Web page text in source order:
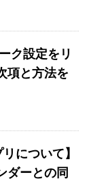
ク設定をリ
項と方法を
について】
ダーとの同